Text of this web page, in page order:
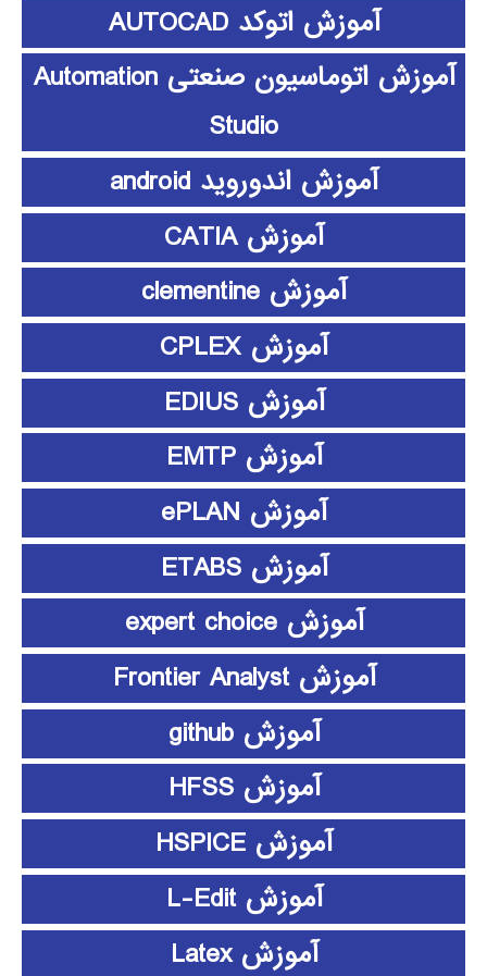
آموزش اتوکد AUTOCAD
آموزش اتوماسیون صنعتی Automation
Studio
آموزش اندوروید android
آموزش CATIA
آموزش clementine
آموزش CPLEX
آموزش EDIUS
آموزش EMTP
آموزش ePLAN
آموزش ETABS
آموزش expert choice
آموزش Frontier Analyst
آموزش github
آموزش HFSS
آموزش HSPICE
آموزش L-Edit
آموزش Latex